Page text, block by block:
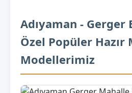
Adıyaman - Gerger
Özel Popüler Hazır
Modellerimiz